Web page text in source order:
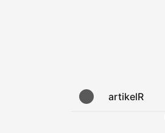
artikelR